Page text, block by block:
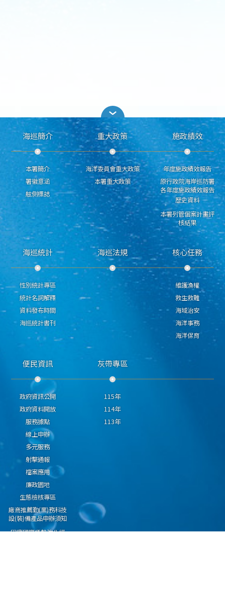
海巡簡介
本署簡介
署徽意涵
舷側標誌
重大政策
海洋委員會重大政策
本署重大政策
施政績效
年度施政績效報告
原行政院海岸巡防署
各年度施政績效報告
歷史資料
本署列管個案計畫評
核結果
海巡統計
性別統計專區
統計名詞解釋
資料發布時間
海巡統計書刊
海巡法規 核心任務
維護漁權
救生救難
海域治安
海洋事務
海洋保育
便民資訊
政府資訊公開
政府資料開放
服務據點
線上申辦
多元服務
射擊通報
檔案應用
廉政園地
生態檢核專區
廠商推薦勤(業)務科技
設(裝)備產品申辦須知
因應國際情勢強化經
灰帶專區
115年
114年
113年